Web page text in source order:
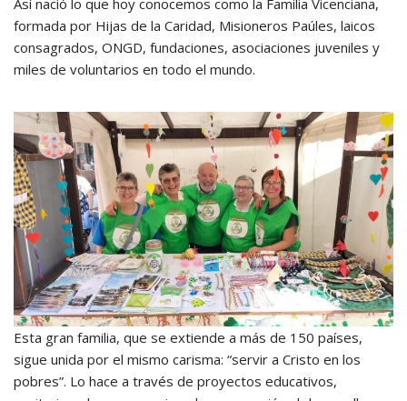
formada por Hijas de la Caridad, Misioneros Paúles, laicos
consagrados, ONGD, fundaciones, asociaciones juveniles y
miles de voluntarios en todo el mundo.
Esta gran familia, que se extiende a más de 150 países,
sigue unida por el mismo carisma: “servir a Cristo en los
pobres”. Lo hace a través de proyectos educativos,